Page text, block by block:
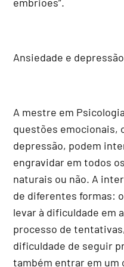
Ansiedade e
A mestre em
questões emocionais,
depressão, podem
engravidar em todos
naturais ou não. A
de diferentes formas:
levar à dificuldade em
processo de
dificuldade de seguir
também entrar em um